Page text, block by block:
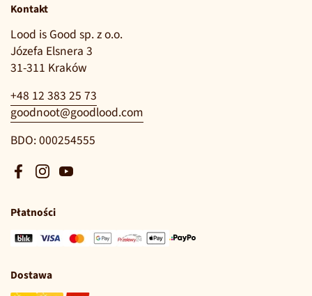
Kontakt
Lood is Good sp. z o.o.
Józefa Elsnera 3
31-311 Kraków
+48 12 383 25 73
goodnoot@goodlood.com
BDO: 000254555
Facebook
Instagram
YouTube
Płatności
Dostawa